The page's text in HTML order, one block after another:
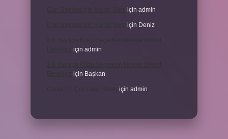
için admin
için Deniz
için admin
için Başkan
için admin